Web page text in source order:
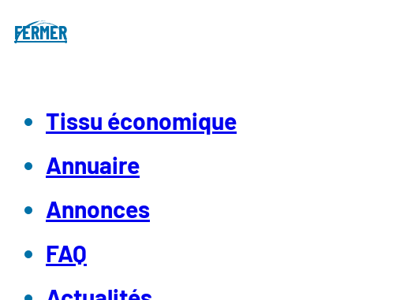
FERMER
Tissu économique
Annuaire
Annonces
FAQ